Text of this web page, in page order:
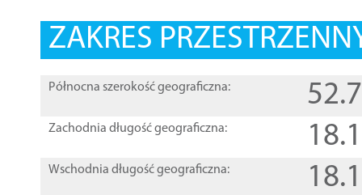
ZAKRES
Północna szerokość geograficzna:
Zachodnia długość geograficzna:
Wschodnia długość geograficzna: